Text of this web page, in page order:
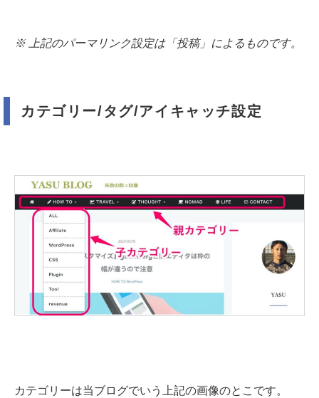
※ 上記のパーマリンク設定は「投稿」によるものです。
カテゴリー/タグ/アイキャッチ設定
カテゴリーは当ブログでいう上記の画像のとこです。